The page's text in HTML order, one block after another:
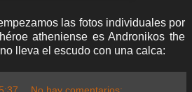
las fotos individuales por
atheniense es Andronikos the
lleva el escudo con una calca: